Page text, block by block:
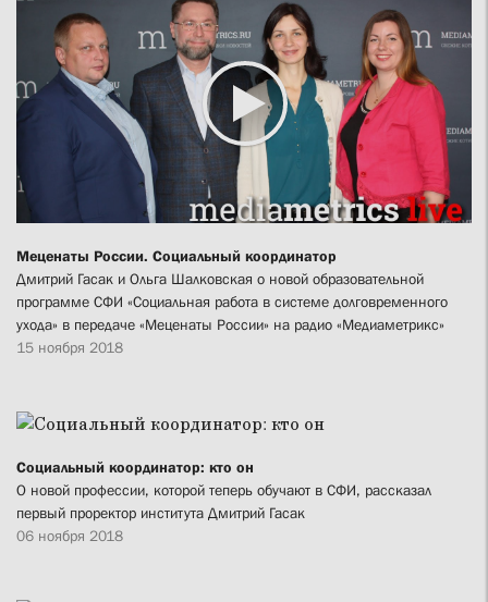
Меценаты России. Социальный координатор
Дмитрий Гасак и Ольга Шалковская о новой образовательной
программе СФИ «Социальная работа в системе долговременного
ухода» в передаче «Меценаты России» на радио «Медиаметрикс»
15 ноября 2018
Социальный координатор: кто он
О новой профессии, которой теперь обучают в СФИ, рассказал
первый проректор института Дмитрий Гасак
06 ноября 2018